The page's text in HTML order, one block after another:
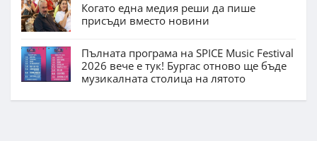
Когато една медия реши да пише
присъди вместо новини
Пълната програма на SPICE Music Festival
2026 вече е тук! Бургас отново ще бъде
музикалната столица на лятото